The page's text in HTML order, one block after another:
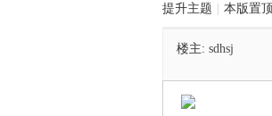
提升主题 本版置顶
楼主: sdhsj